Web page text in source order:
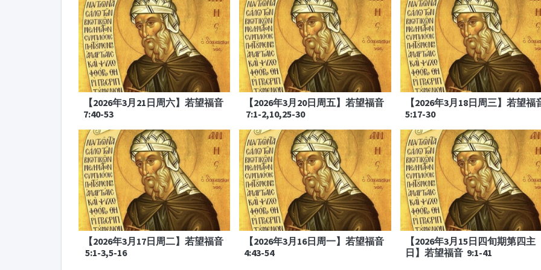
【2026年3月21日周六】若望福音
7:40-53
【2026年3月20日周五】若望福音
7:1-2,10,25-30
【2026年3月18日周三】若望福
5:17-30
【2026年3月17日周二】若望福音
5:1-3,5-16
【2026年3月16日周一】若望福音
4:43-54
【2026年3月15日四旬期第四主
日】若望福音 9:1-41